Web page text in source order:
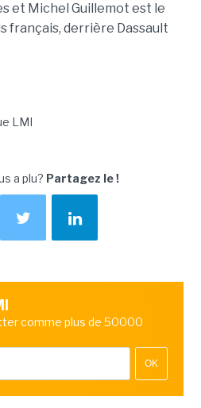
et Michel Guillemot est le
français, derrière Dassault
LMI
a plu? Partagez le !
comme plus de 50000
OK